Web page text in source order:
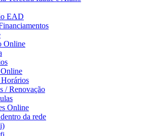
EAD
Online
/ Renovação
Online
da rede